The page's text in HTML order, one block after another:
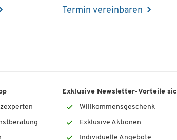
Termin vereinbaren
Exklusive Newsletter-Vorteile
Willkommensgeschenk
Exklusive Aktionen
Individuelle Angebote